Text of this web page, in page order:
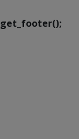
get_footer();